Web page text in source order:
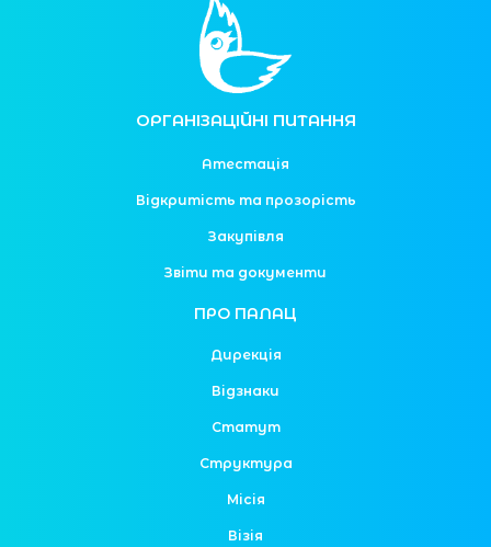
ОРГАНІЗАЦІЙНІ ПИТАННЯ
Атестація
Відкритість та прозорість
Закупівля
Звіти та документи
ПРО ПАЛАЦ
Дирекція
Відзнаки
Статут
Структура
Місія
Візія